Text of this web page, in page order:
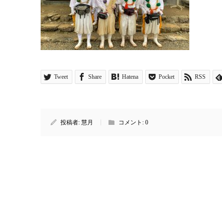
Tweet Share Hatena Pocket RSS
投稿者: 慧月 コメント: 0